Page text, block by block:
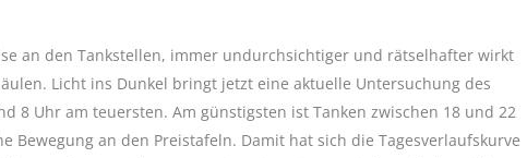
an den Tankstellen, immer undurchsichtiger und rätselhafter wirkt
Licht ins Dunkel bringt jetzt eine aktuelle Untersuchung des
8 Uhr am teuersten. Am günstigsten ist Tanken zwischen 18 und 22
Bewegung an den Preistafeln. Damit hat sich die Tagesverlaufskurve